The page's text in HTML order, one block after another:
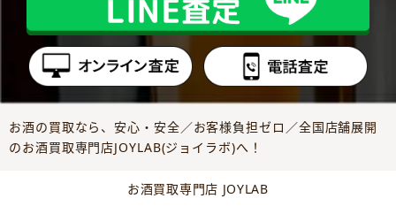
お酒の買取なら、安心・安全／お客様負担ゼロ／全国店舗展開
のお酒買取専門店JOYLAB(ジョイラボ)へ！
お酒買取専門店 JOYLAB